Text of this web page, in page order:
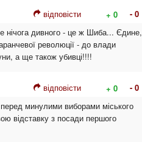
відповісти + 0
- 0
нічога дивного - це ж Шиба... Єдине,
революції - до влади
а ще також убивці!!!!
відповісти + 0
- 0
минулими виборами міського
відставку з посади першого